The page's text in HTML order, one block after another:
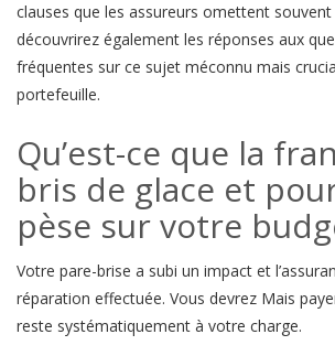
clauses que les assureurs omettent souvent
découvrirez également les réponses aux
fréquentes sur ce sujet méconnu mais
portefeuille.
Qu’est-ce que la
bris de glace et
pèse sur votre
Votre pare-brise a subi un impact et
réparation effectuée. Vous devrez Mais
reste systématiquement à votre charge.